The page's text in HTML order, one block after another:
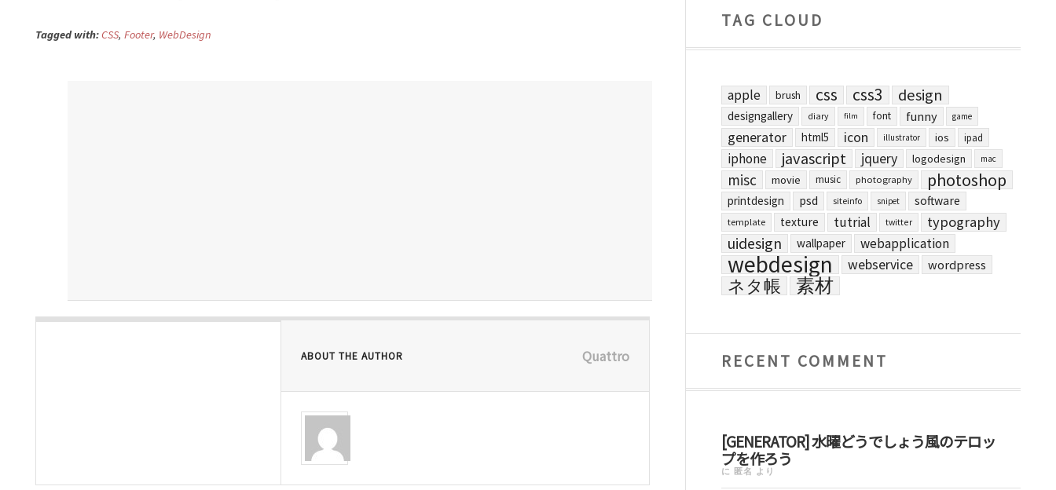
Tagged with:CSS, Footer, WebDesign
ABOUT THE AUTHOR Quattro
TAG CLOUD
apple brush css css3 design
designgallery diary film font funny game
generator html5 icon illustrator ios ipad
iphone javascript jquery logodesign mac
misc movie music photography photoshop
printdesign psd siteinfo snipet software
template texture tutrial twitter typography
uidesign wallpaper webapplication
webdesign webservice wordpress
ネタ帳 素材
RECENT COMMENT
[GENERATOR] 水曜どうでしょう風のテロッ
プを作ろう
に 匿名 より